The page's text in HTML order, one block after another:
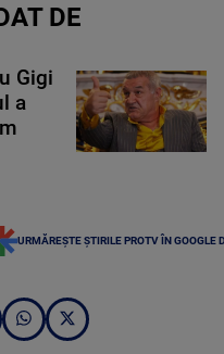
DE
Gigi
a
URMĂREȘTE ȘTIRILE PROTV ÎN GOOGLE